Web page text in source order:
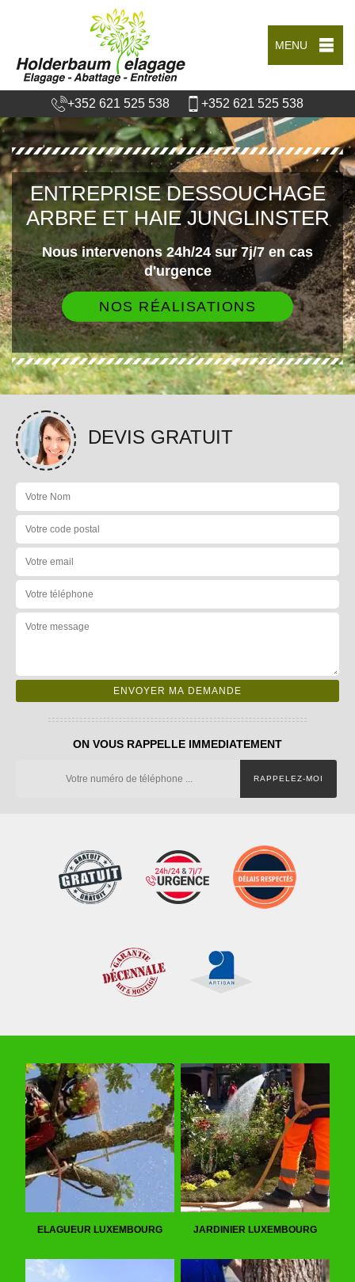
MENU
+352 621 525 538 +352 621 525 538
ENTREPRISE DESSOUCHAGE
ARBRE ET HAIE JUNGLINSTER
Nous intervenons 24h/24 sur 7j/7 en cas
d'urgence
NOS RÉALISATIONS
DEVIS GRATUIT
ON VOUS RAPPELLE IMMEDIATEMENT
ELAGUEUR LUXEMBOURG JARDINIER LUXEMBOURG